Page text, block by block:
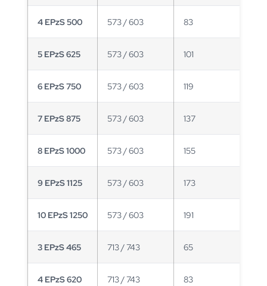
4 EPzS 500 573 / 603 83
5 EPzS 625 573 / 603 101
6 EPzS 750 573 / 603 119
7 EPzS 875 573 / 603 137
8 EPzS 1000 573 / 603 155
9 EPzS 1125 573 / 603 173
10 EPzS 1250 573 / 603 191
3 EPzS 465 713 / 743 65
4 EPzS 620 713 / 743 83